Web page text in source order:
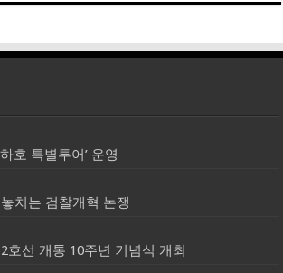
호 특별투어’ 운영
치는 검찰개혁 논쟁
호선 개통 10주년 기념식 개최